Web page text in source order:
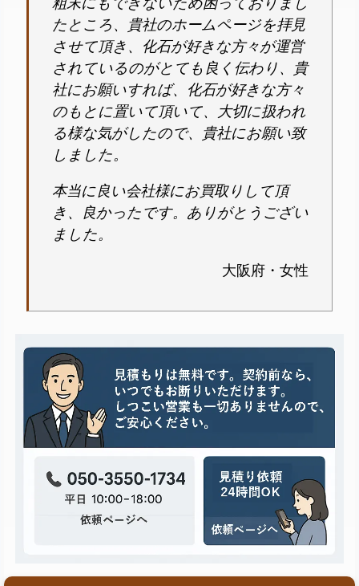
たところ、貴社のホームページを拝見
させて頂き、化石が好きな方々が運営
されているのがとても良く伝わり、貴
社にお願いすれば、化石が好きな方々
のもとに置いて頂いて、大切に扱われ
る様な気がしたので、貴社にお願い致
しました。
本当に良い会社様にお買取りして頂
き、良かったです。ありがとうござい
ました。
大阪府・女性